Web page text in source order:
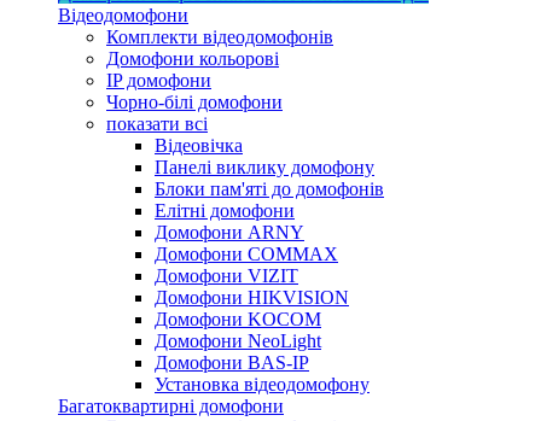
Відеодомофони
Комплекти відеодомофонів
Домофони кольорові
IP домофони
Чорно-білі домофони
показати всі
Відеовічка
Панелі виклику домофону
Блоки пам'яті до домофонів
Елітні домофони
Домофони ARNY
Домофони COMMAX
Домофони VIZIT
Домофони HIKVISION
Домофони KOCOM
Домофони NeoLight
Домофони BAS-IP
Установка відеодомофону
Багатоквартирні домофони